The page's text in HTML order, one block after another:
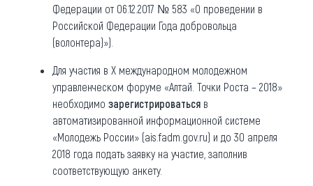
Федерации от 06.12.2017 № 583 «О проведении в
Российской Федерации Года добровольца
(волонтера)»).
Для участия в X международном молодежном
управленческом форуме «Алтай. Точки Роста – 2018»
необходимо зарегистрироваться в
автоматизированной информационной системе
«Молодежь России» (ais.fadm.gov.ru) и до 30 апреля
2018 года подать заявку на участие, заполнив
соответствующую анкету.